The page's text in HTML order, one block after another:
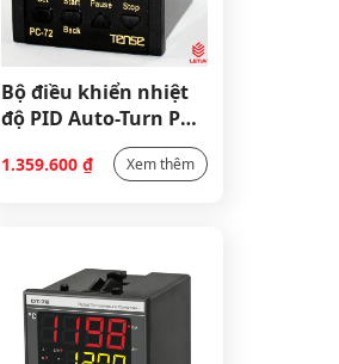
Bộ điều khiển nhiệt
độ PID Auto-Turn PC-
1.359.600 ₫ Xem thêm